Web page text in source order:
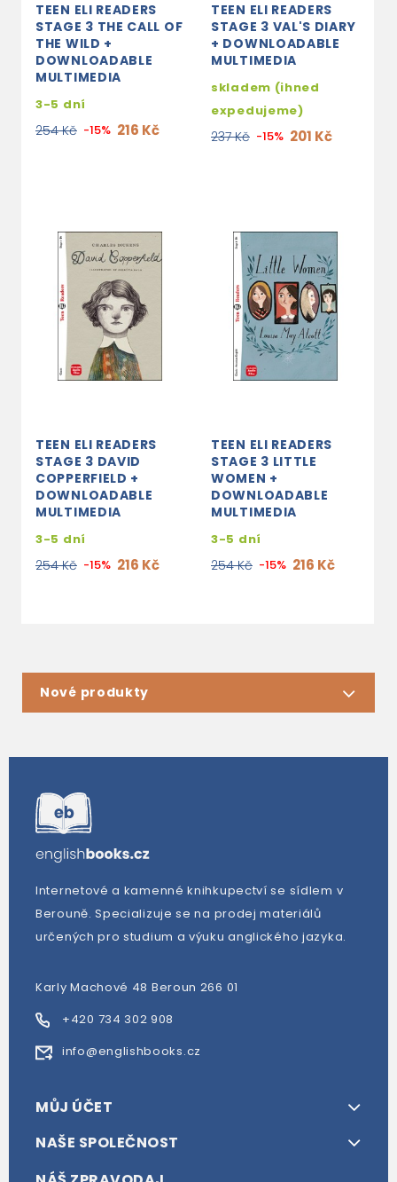
TEEN ELI READERS
STAGE 3 THE CALL OF
THE WILD +
DOWNLOADABLE
MULTIMEDIA
3-5 dní
254 Kč -15% 216 Kč
TEEN ELI READERS
STAGE 3 VAL'S DIARY
+ DOWNLOADABLE
MULTIMEDIA
skladem (ihned
expedujeme)
237 Kč -15% 201 Kč
TEEN ELI READERS
STAGE 3 DAVID
COPPERFIELD +
DOWNLOADABLE
MULTIMEDIA
3-5 dní
254 Kč -15% 216 Kč
TEEN ELI READERS
STAGE 3 LITTLE
WOMEN +
DOWNLOADABLE
MULTIMEDIA
3-5 dní
254 Kč -15% 216 Kč
Nové produkty
Internetové a kamenné knihkupectví se sídlem v
Berouně. Specializuje se na prodej materiálů
určených pro studium a výuku anglického jazyka.
Karly Machové 48 Beroun 266 01
+420 734 302 908
info@englishbooks.cz
MŮJ ÚČET
NAŠE SPOLEČNOST